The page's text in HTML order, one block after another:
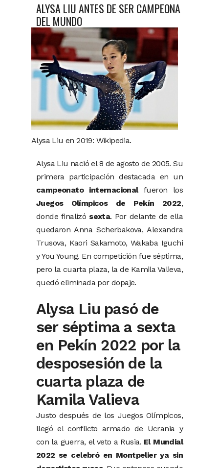
ALYSA LIU ANTES DE SER CAMPEONA
DEL MUNDO
Alysa Liu en 2019: Wikipedia.
Alysa Liu nació el 8 de agosto de 2005. Su
primera participación destacada en un
campeonato internacionalfueron los
Juegos Olímpicos de Pekín 2022,
donde finalizó sexta. Por delante de ella
quedaron Anna Scherbakova, Alexandra
Trusova, Kaori Sakamoto, Wakaba Iguchi
y You Young. En competición fue séptima,
pero la cuarta plaza, la de Kamila Valieva,
quedó eliminada por dopaje.
Alysa Liu pasó de
ser séptima a sexta
en Pekín 2022 por la
desposesión de la
cuarta plaza de
Kamila Valieva
Justo después de los Juegos Olímpicos,
llegó el conflicto armado de Ucrania y
con la guerra, el veto a Rusia. El Mundial
2022 se celebró en Montpelier ya sin